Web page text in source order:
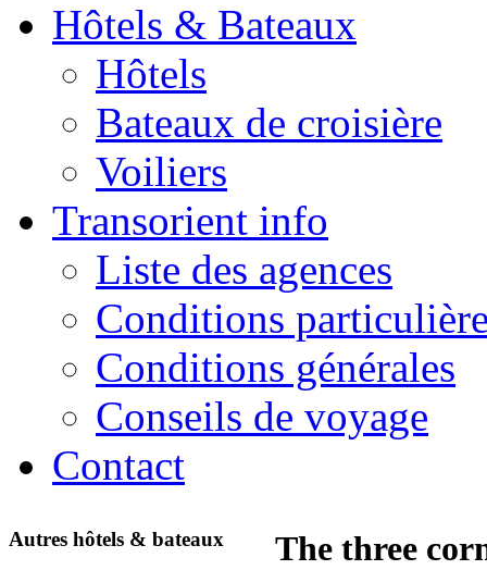
Hôtels & Bateaux
Hôtels
Bateaux de croisière
Voiliers
Transorient info
Liste des agences
Conditions
Conditions générales
Conseils de voyage
Contact
The three
Autres hôtels & bateaux